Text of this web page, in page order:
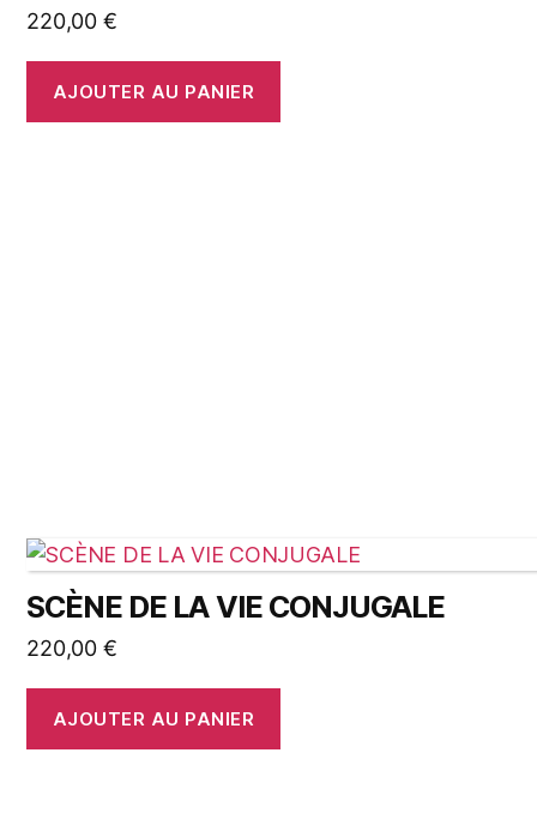
220,00 €
AJOUTER AU PANIER
SCÈNE DE LA VIE CONJUGALE
220,00 €
AJOUTER AU PANIER